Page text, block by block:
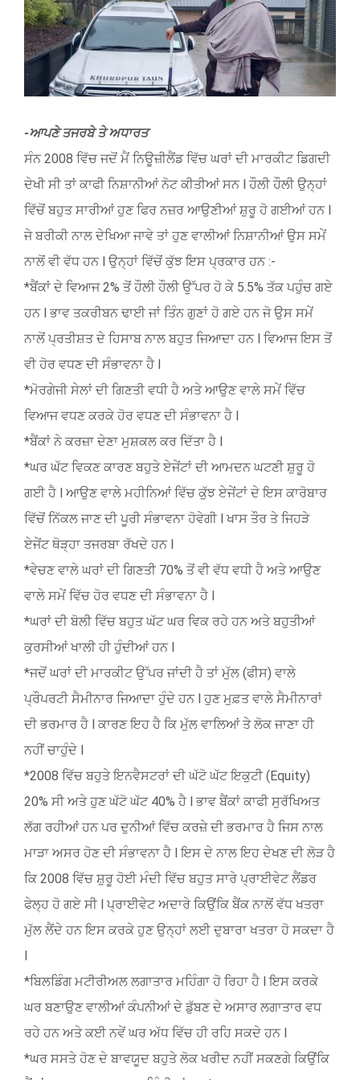
Image
-ਆਪਣੇ ਤਜਰਬੇ ਤੇ ਅਧਾਰਤ
ਸੰਨ 2008 ਵਿੱਚ ਜਦੋਂ ਮੈਂ ਨਿਊਜ਼ੀਲੈਂਡ ਵਿੱਚ ਘਰਾਂ ਦੀ ਮਾਰਕੀਟ ਡਿਗਦੀ
ਦੇਖੀ ਸੀ ਤਾਂ ਕਾਫੀ ਨਿਸ਼ਾਨੀਆਂ ਨੋਟ ਕੀਤੀਆਂ ਸਨ l ਹੌਲੀ ਹੌਲੀ ਉਨ੍ਹਾਂ
ਵਿੱਚੋਂ ਬਹੁਤ ਸਾਰੀਆਂ ਹੁਣ ਫਿਰ ਨਜ਼ਰ ਆਉਣੀਆਂ ਸ਼ੁਰੂ ਹੋ ਗਈਆਂ ਹਨ l
ਜੇ ਬਰੀਕੀ ਨਾਲ ਦੇਖਿਆ ਜਾਵੇ ਤਾਂ ਹੁਣ ਵਾਲੀਆਂ ਨਿਸ਼ਾਨੀਆਂ ਉਸ ਸਮੇਂ
ਨਾਲੋਂ ਵੀ ਵੱਧ ਹਨ l ਉਨ੍ਹਾਂ ਵਿੱਚੋਂ ਕੁੱਝ ਇਸ ਪ੍ਰਕਾਰ ਹਨ :-
*ਬੈਂਕਾਂ ਦੇ ਵਿਆਜ 2% ਤੋਂ ਹੌਲੀ ਹੌਲੀ ਉੱਪਰ ਹੋ ਕੇ 5.5% ਤੱਕ ਪਹੁੰਚ ਗਏ
ਹਨ l ਭਾਵ ਤਕਰੀਬਨ ਢਾਈ ਜਾਂ ਤਿੰਨ ਗੁਣਾਂ ਹੋ ਗਏ ਹਨ ਜੋ ਉਸ ਸਮੇਂ
ਨਾਲੋਂ ਪ੍ਰਤੀਸ਼ਤ ਦੇ ਹਿਸਾਬ ਨਾਲ ਬਹੁਤ ਜਿਆਦਾ ਹਨ l ਵਿਆਜ ਇਸ ਤੋਂ
ਵੀ ਹੋਰ ਵਧਣ ਦੀ ਸੰਭਾਵਨਾ ਹੈ l
*ਮੋਰਗੇਜੀ ਸੇਲਾਂ ਦੀ ਗਿਣਤੀ ਵਧੀ ਹੈ ਅਤੇ ਆਉਣ ਵਾਲੇ ਸਮੇਂ ਵਿੱਚ
ਵਿਆਜ ਵਧਣ ਕਰਕੇ ਹੋਰ ਵਧਣ ਦੀ ਸੰਭਾਵਨਾ ਹੈ l
*ਬੈਂਕਾਂ ਨੇ ਕਰਜ਼ਾ ਦੇਣਾ ਮੁਸ਼ਕਲ ਕਰ ਦਿੱਤਾ ਹੈ l
*ਘਰ ਘੱਟ ਵਿਕਣ ਕਾਰਣ ਬਹੁਤੇ ਏਜੇਂਟਾਂ ਦੀ ਆਮਦਨ ਘਟਣੀ ਸ਼ੁਰੂ ਹੋ
ਗਈ ਹੈ l ਆਉਣ ਵਾਲੇ ਮਹੀਨਿਆਂ ਵਿੱਚ ਕੁੱਝ ਏਜੇਂਟਾਂ ਦੇ ਇਸ ਕਾਰੋਬਾਰ
ਵਿੱਚੋਂ ਨਿੱਕਲ ਜਾਣ ਦੀ ਪੂਰੀ ਸੰਭਾਵਨਾ ਹੋਵੇਗੀ l ਖਾਸ ਤੌਰ ਤੇ ਜਿਹੜੇ
ਏਜੇਂਟ ਥੋੜ੍ਹਾ ਤਜਰਬਾ ਰੱਖਦੇ ਹਨ l
*ਵੇਚਣ ਵਾਲੇ ਘਰਾਂ ਦੀ ਗਿਣਤੀ 70% ਤੋਂ ਵੀ ਵੱਧ ਵਧੀ ਹੈ ਅਤੇ ਆਉਣ
ਵਾਲੇ ਸਮੇਂ ਵਿੱਚ ਹੋਰ ਵਧਣ ਦੀ ਸੰਭਾਵਨਾ ਹੈ l
*ਘਰਾਂ ਦੀ ਬੋਲੀ ਵਿੱਚ ਬਹੁਤ ਘੱਟ ਘਰ ਵਿਕ ਰਹੇ ਹਨ ਅਤੇ ਬਹੁਤੀਆਂ
ਕੁਰਸੀਆਂ ਖਾਲੀ ਹੀ ਹੁੰਦੀਆਂ ਹਨ l
*ਜਦੋਂ ਘਰਾਂ ਦੀ ਮਾਰਕੀਟ ਉੱਪਰ ਜਾਂਦੀ ਹੈ ਤਾਂ ਮੁੱਲ (ਫੀਸ) ਵਾਲੇ
ਪ੍ਰੌਪਰਟੀ ਸੈਮੀਨਾਰ ਜਿਆਦਾ ਹੁੰਦੇ ਹਨ l ਹੁਣ ਮੁਫ਼ਤ ਵਾਲੇ ਸੈਮੀਨਾਰਾਂ
ਦੀ ਭਰਮਾਰ ਹੈ l ਕਾਰਣ ਇਹ ਹੈ ਕਿ ਮੁੱਲ ਵਾਲਿਆਂ ਤੇ ਲੋਕ ਜਾਣਾ ਹੀ
ਨਹੀਂ ਚਾਹੁੰਦੇ l
*2008 ਵਿੱਚ ਬਹੁਤੇ ਇਨਵੈਸਟਰਾਂ ਦੀ ਘੱਟੋ ਘੱਟ ਇਕੁਟੀ (Equity)
20% ਸੀ ਅਤੇ ਹੁਣ ਘੱਟੋ ਘੱਟ 40% ਹੈ l ਭਾਵ ਬੈਂਕਾਂ ਕਾਫੀ ਸੁਰੱਖਿਅਤ
ਲੱਗ ਰਹੀਆਂ ਹਨ ਪਰ ਦੁਨੀਆਂ ਵਿੱਚ ਕਰਜ਼ੇ ਦੀ ਭਰਮਾਰ ਹੈ ਜਿਸ ਨਾਲ
ਮਾੜਾ ਅਸਰ ਹੋਣ ਦੀ ਸੰਭਾਵਨਾ ਹੈ l ਇਸ ਦੇ ਨਾਲ ਇਹ ਦੇਖਣ ਦੀ ਲੋੜ ਹੈ
ਕਿ 2008 ਵਿੱਚ ਸ਼ੁਰੂ ਹੋਈ ਮੰਦੀ ਵਿੱਚ ਬਹੁਤ ਸਾਰੇ ਪ੍ਰਾਈਵੇਟ ਲੈਂਡਰ
ਫੇਲ੍ਹ ਹੋ ਗਏ ਸੀ l ਪ੍ਰਾਈਵੇਟ ਅਦਾਰੇ ਕਿਉਂਕਿ ਬੈਂਕ ਨਾਲੋਂ ਵੱਧ ਖਤਰਾ
ਮੁੱਲ ਲੈਂਦੇ ਹਨ ਇਸ ਕਰਕੇ ਹੁਣ ਉਨ੍ਹਾਂ ਲਈ ਦੁਬਾਰਾ ਖਤਰਾ ਹੋ ਸਕਦਾ ਹੈ
l
*ਬਿਲਡਿੰਗ ਮਟੀਰੀਅਲ ਲਗਾਤਾਰ ਮਹਿੰਗਾ ਹੋ ਰਿਹਾ ਹੈ l ਇਸ ਕਰਕੇ
ਘਰ ਬਣਾਉਣ ਵਾਲੀਆਂ ਕੰਪਨੀਆਂ ਦੇ ਡੁੱਬਣ ਦੇ ਅਸਾਰ ਲਗਾਤਾਰ ਵਧ
ਰਹੇ ਹਨ ਅਤੇ ਕਈ ਨਵੇਂ ਘਰ ਅੱਧ ਵਿੱਚ ਹੀ ਰਹਿ ਸਕਦੇ ਹਨ l
*ਘਰ ਸਸਤੇ ਹੋਣ ਦੇ ਬਾਵਯੂਦ ਬਹੁਤੇ ਲੋਕ ਖਰੀਦ ਨਹੀਂ ਸਕਣਗੇ ਕਿਉਂਕਿ